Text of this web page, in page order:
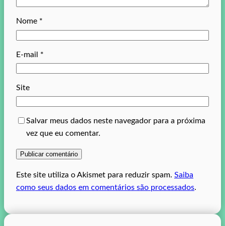
Nome *
E-mail *
Site
Salvar meus dados neste navegador para a próxima
vez que eu comentar.
Este site utiliza o Akismet para reduzir spam. Saiba
como seus dados em comentários são processados.